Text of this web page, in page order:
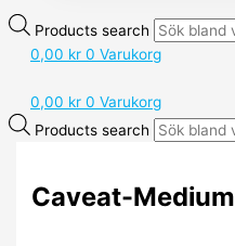
Products search
0,00 kr 0 Varukorg
0,00 kr 0 Varukorg
Products search
Caveat-Medium